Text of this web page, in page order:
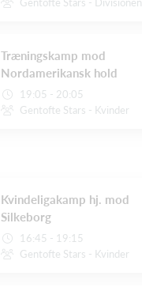
Træningskamp mod
Nordamerikansk hold
19:05 - 20:05
Gentofte Stars - Kvinder
Kvindeligakamp hj. mod
Silkeborg
16:45 - 19:15
Gentofte Stars - Kvinder